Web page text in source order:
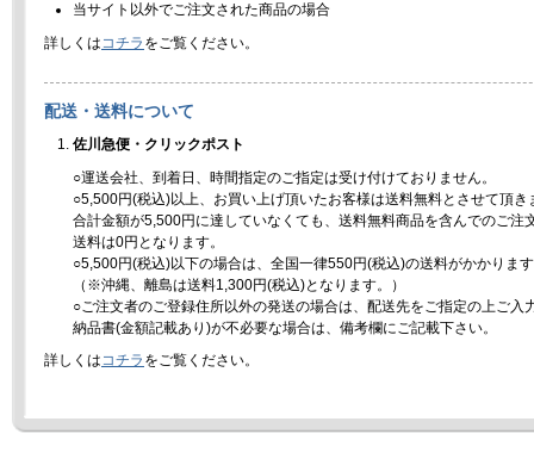
当サイト以外でご注文された商品の場合
詳しくは コチラ をご覧ください。
配送・送料について
佐川急便・クリックポスト
○運送会社、到着日、時間指定のご指定は受け付けておりません。
○5,500円(税込)以上、お買い上げ頂いたお客様は送料無料とさせて頂き
合計金額が5,500円に達していなくても、送料無料商品を含んでのご注
送料は0円となります。
○5,500円(税込)以下の場合は、全国一律550円(税込)の送料がかかりま
（※沖縄、離島は送料1,300円(税込)となります。）
○ご注文者のご登録住所以外の発送の場合は、配送先をご指定の上ご入
納品書(金額記載あり)が不必要な場合は、備考欄にご記載下さい。
詳しくはコチラ をご覧ください。